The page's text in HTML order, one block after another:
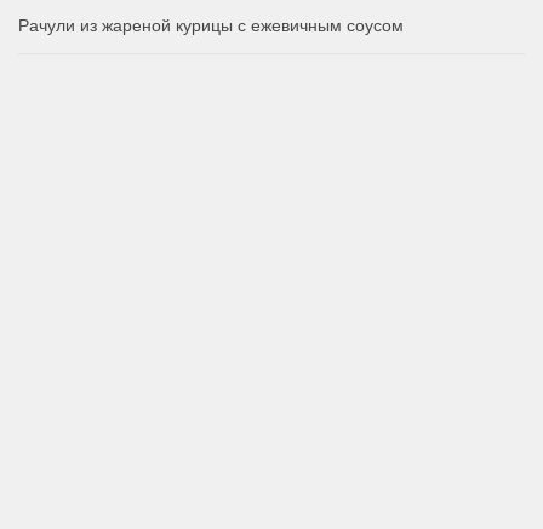
Рачули из жареной курицы с ежевичным соусом